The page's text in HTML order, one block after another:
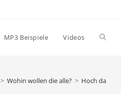
MP3 Beispiele Videos
> Wohin wollen die alle? > Hoch da